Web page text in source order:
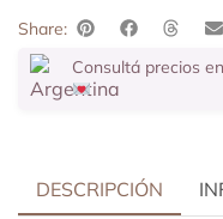
Share:
Consultá precios
DESCRIPCIÓN